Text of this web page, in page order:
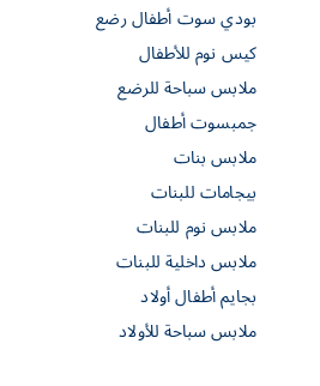
بودي سوت أطفال رضع
كيس نوم للأطفال
ملابس سباحة للرضع
جمبسوت أطفال
ملابس بنات
بيجامات للبنات
ملابس نوم للبنات
ملابس داخلية للبنات
بجايم أطفال أولاد
ملابس سباحة للأولاد